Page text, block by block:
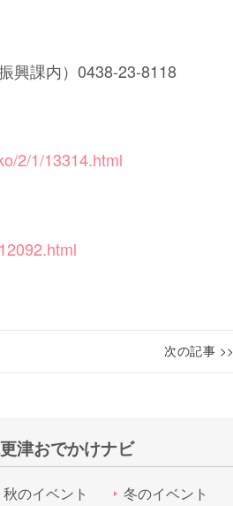
興課内）0438-23-8118
2/1/13314.html
次の記事 >>
津おでかけナビ
秋のイベント 冬のイベント